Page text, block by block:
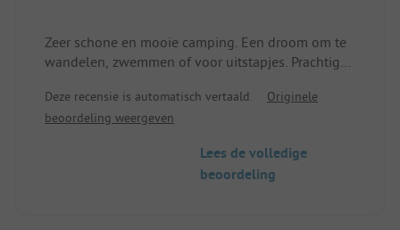
Zeer schone en mooie camping. Een droom om te
wandelen, zwemmen of voor uitstapjes. Prachtig
komen zeker nog een keer!
Heel mooi schoon sanitair.
Deze recensie is automatisch vertaald.
Originele
beoordeling weergeven
Lees de volledige
beoordeling